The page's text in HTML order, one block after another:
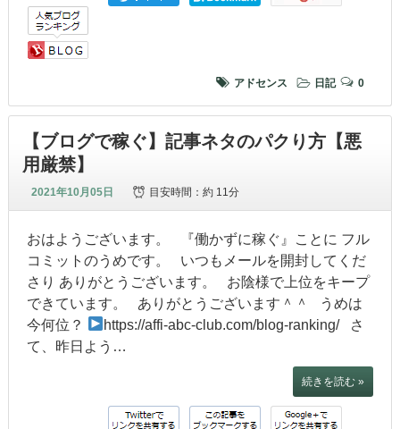
アドセンス 日記 0
【ブログで稼ぐ】記事ネタのパクり方【悪
用厳禁】
2021年10月05日 目安時間：約 11分
おはようございます。 『働かずに稼ぐ』ことに フル
コミットのうめです。 いつもメールを開封してくだ
さり ありがとうございます。 お陰様で上位をキープ
できています。 ありがとうございます＾＾ うめは
今何位？
https://affi-abc-club.com/blog-ranking/ さ
て、昨日よう…
続きを読む »